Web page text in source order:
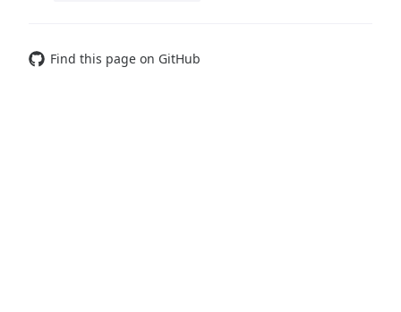
Find this page on GitHub